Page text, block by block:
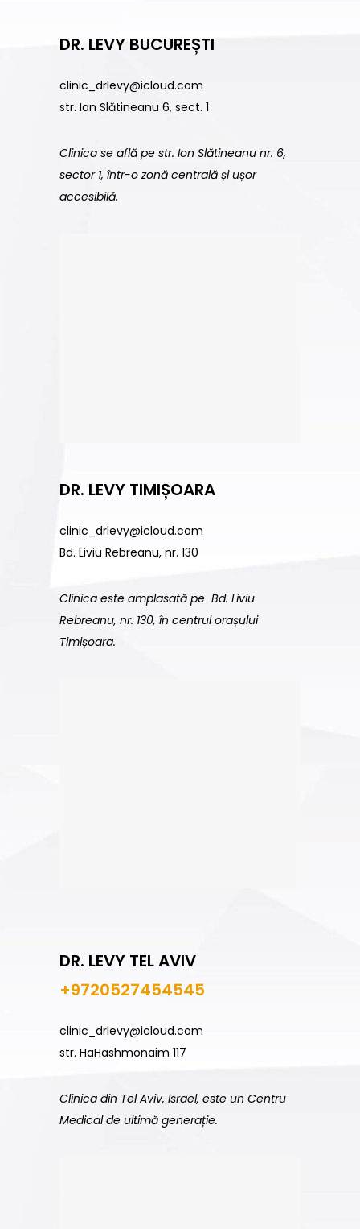
DR. LEVY BUCUREȘTI
clinic_drlevy@icloud.com
str. Ion Slătineanu 6, sect. 1
Clinica se află pe str. Ion Slătineanu nr. 6,
sector 1, într-o zonă centrală și ușor
accesibilă.
DR. LEVY TIMIȘOARA
clinic_drlevy@icloud.com
Bd. Liviu Rebreanu, nr. 130
Clinica este amplasată pe Bd. Liviu
Rebreanu, nr. 130, în centrul orașului
Timișoara.
DR. LEVY TEL AVIV
+9720527454545
clinic_drlevy@icloud.com
str. HaHashmonaim 117
Clinica din Tel Aviv, Israel, este un Centru
Medical de ultimă generație.